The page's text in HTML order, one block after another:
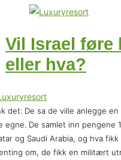
Vil Israel føre
eller hva?
det: De sa de ville anlegge
egne. De samlet inn pengene
og Saudi Arabia, og hva
om, de fikk en militært